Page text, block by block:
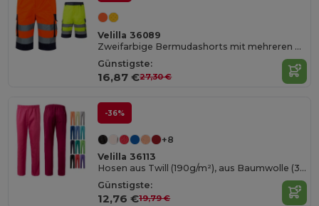
Velilla 36089
Zweifarbige Bermudashorts mit mehreren Taschen (210 g/m²), aus Baumwolle (20%) und Polyester (80%)
Günstigste:
16,87 €27,30 €
-36%
+8
Velilla 36113
Hosen aus Twill (190g/m²), aus Baumwolle (35%) und Polyester (85%)
Günstigste:
12,76 €19,79 €